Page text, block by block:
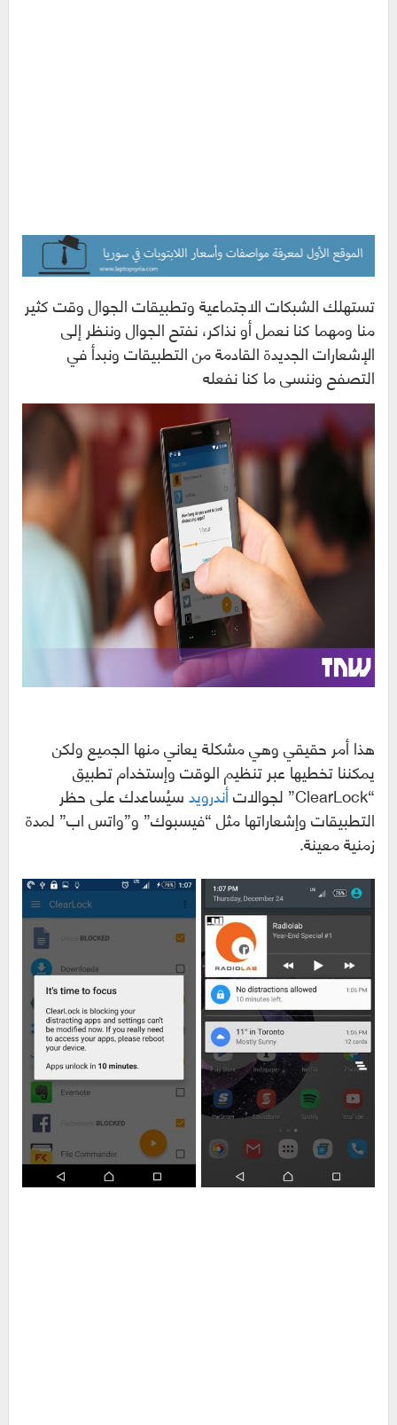
تستهلك الشبكات الاجتماعية وتطبيقات الجوال وقت كثير
منا ومهما كنا نعمل أو نذاكر، نفتح الجوال وننظر إلى
الإشعارات الجديدة القادمة من التطبيقات ونبدأ في
التصفح وننسى ما كنا نفعله
هذا أمر حقيقي وهي مشكلة يعاني منها الجميع ولكن
يمكننا تخطيها عبر تنظيم الوقت وإستخدام تطبيق
“ClearLock” لجوالات أندرويدسيُساعدك على حظر
التطبيقات وإشعاراتها مثل “فيسبوك” و”واتس اب” لمدة
زمنية معينة.